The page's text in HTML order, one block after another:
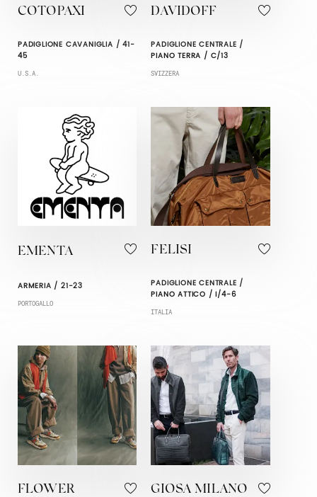
COTOPAXI
PADIGLIONE CAVANIGLIA / 41-
45
U.S.A.
DAVIDOFF
PADIGLIONE CENTRALE /
PIANO TERRA / C/13
SVIZZERA
EMENTA
ARMERIA / 21-23
PORTOGALLO
FELISI
PADIGLIONE CENTRALE /
PIANO ATTICO / I/4-6
ITALIA
FLOWER
GIOSA MILANO